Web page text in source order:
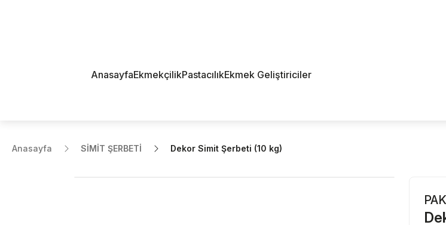
AnasayfaEkmekçilikPastacılıkEkmek Geliştiriciler
Anasayfa SİMİT ŞERBETİ Dekor Simit Şerbeti (10 kg)